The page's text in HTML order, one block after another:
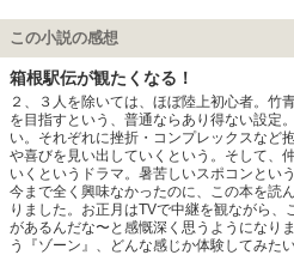
この小説の感想
箱根駅伝が観たくなる！
２、３人を除いては、ほぼ陸上初心者。竹
を目指すという、普通ならあり得ない設定
い。それぞれに挫折・コンプレックスなど
や喜びを見い出していくという。そして、
いくというドラマ。暑苦しいスポコンとい
今まで全く興味なかったのに、この本を読
りました。お正月はTVで中継を観ながら
があるんだな〜と感慨深く思うようになり
う『ゾーン』、どんな感じか体験してみた